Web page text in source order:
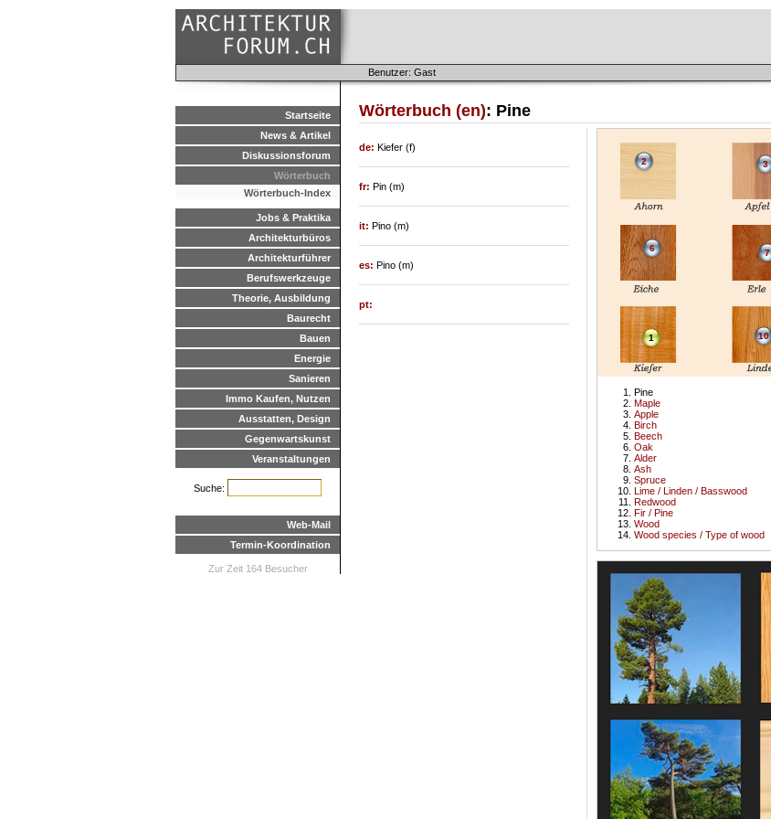
Benutzer: Gast
Startseite
News & Artikel
Diskussionsforum
Wörterbuch
Wörterbuch-Index
Jobs & Praktika
Architekturbüros
Architekturführer
Berufswerkzeuge
Theorie, Ausbildung
Baurecht
Bauen
Energie
Sanieren
Immo Kaufen, Nutzen
Ausstatten, Design
Gegenwartskunst
Veranstaltungen
Suche:
Web-Mail
Termin-Koordination
Zur Zeit 164 Besucher
Wörterbuch (en): Pine
1
Pine
Maple
2
Apple
3
Birch
Beech
Oak
6
Alder
7
Ash
Spruce
Lime / Linden / Basswood
10
Redwood
Fir / Pine
Wood
Wood species / Type of wood
de: Kiefer (f)
fr: Pin (m)
it: Pino (m)
es: Pino (m)
pt: